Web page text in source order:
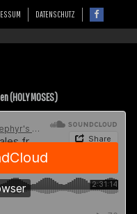
DATENSCHUTZ
(HOLY MOSES)